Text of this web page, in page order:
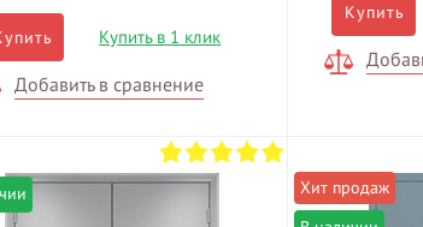
Купить в 1 клик
Добавить в сравнение
Купить